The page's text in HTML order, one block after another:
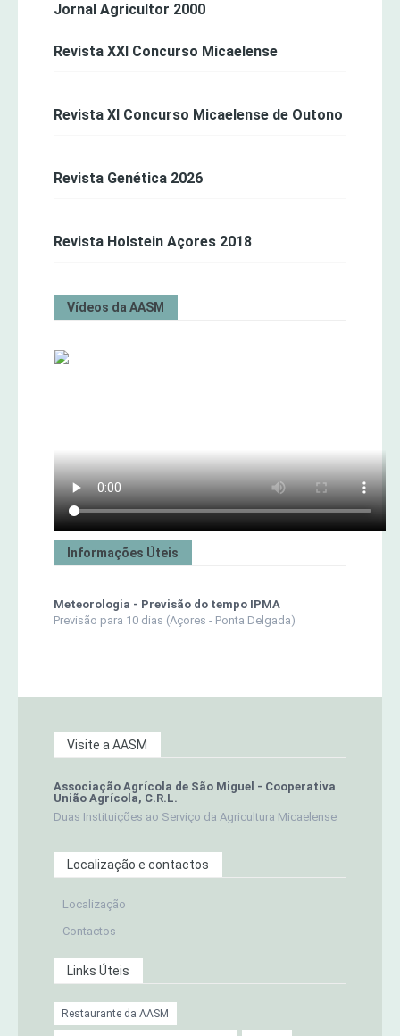
Jornal Agricultor 2000
Revista XXI Concurso Micaelense
Revista XI Concurso Micaelense de Outono
Revista Genética 2026
Revista Holstein Açores 2018
Vídeos da AASM
Informações Úteis
Meteorologia - Previsão do tempo IPMA
Previsão para 10 dias (Açores - Ponta Delgada)
Visite a AASM
Associação Agrícola de São Miguel - Cooperativa
União Agrícola, C.R.L.
Duas Instituições ao Serviço da Agricultura Micaelense
Localização e contactos
Localização
Contactos
Links Úteis
Restaurante da AASM